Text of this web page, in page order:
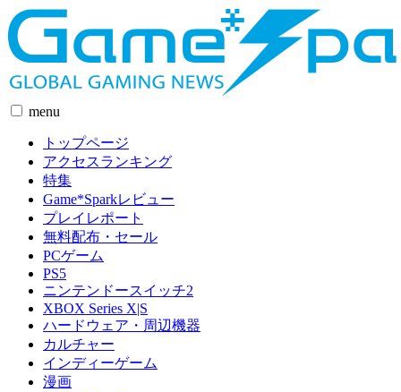
menu
トップページ
アクセスランキング
特集
Game*Sparkレビュー
プレイレポート
無料配布・セール
PCゲーム
PS5
ニンテンドースイッチ2
XBOX Series X|S
ハードウェア・周辺機器
カルチャー
インディーゲーム
漫画